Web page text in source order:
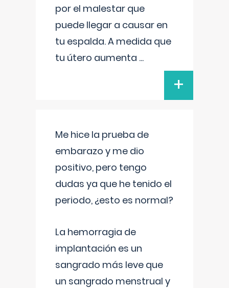
por el malestar que
puede llegar a causar en
tu espalda. A medida que
tu útero aumenta ...
+
Me hice la prueba de
embarazo y me dio
positivo, pero tengo
dudas ya que he tenido el
periodo, ¿esto es normal?
La hemorragia de
implantación es un
sangrado más leve que
un sangrado menstrual y